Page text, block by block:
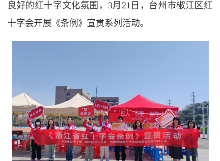
良好的红十字文化氛围，3月21日，台州市椒江区红
十字会开展《条例》宣贯系列活动。